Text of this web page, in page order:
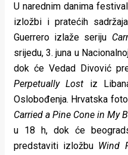
U narednim danima
izložbi i pratećih
Guerrero izlaže seriju
srijedu, 3. juna u
dok će Vedad Divović
Perpetually Lost iz
Oslobođenja. Hrvatska
Carried a Pine Cone in My
u 18 h, dok će
predstaviti izložbu Wind